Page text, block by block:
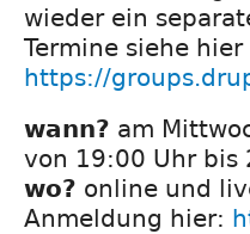
wieder ein
Termine siehe
https://
wann? am
von 19:00 Uhr bis
wo? online und
Anmeldung hier: